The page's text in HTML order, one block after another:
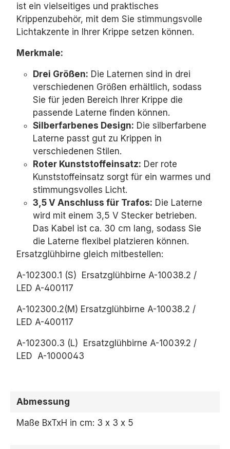
ist ein vielseitiges und praktisches
Krippenzubehör, mit dem Sie stimmungsvolle
Lichtakzente in Ihrer Krippe setzen können.
Merkmale:
Drei Größen: Die Laternen sind in drei
verschiedenen Größen erhältlich, sodass
Sie für jeden Bereich Ihrer Krippe die
passende Laterne finden können.
Silberfarbenes Design: Die silberfarbene
Laterne passt gut zu Krippen in
verschiedenen Stilen.
Roter Kunststoffeinsatz: Der rote
Kunststoffeinsatz sorgt für ein warmes und
stimmungsvolles Licht.
3,5 V Anschluss für Trafos: Die Laterne
wird mit einem 3,5 V Stecker betrieben.
Das Kabel ist ca. 30 cm lang, sodass Sie
die Laterne flexibel platzieren können.
Ersatzglühbirne gleich mitbestellen:
A-102300.1 (S) Ersatzglühbirne A-10038.2 /
LED A-400117
A-102300.2(M) Ersatzglühbirne A-10038.2 /
LED A-400117
A-102300.3 (L) Ersatzglühbirne A-10039.2 /
LED A-1000043
Abmessung
Maße BxTxH in cm: 3 x 3 x 5